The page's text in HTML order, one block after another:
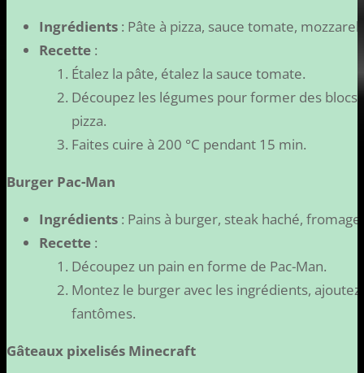
Ingrédients : Pâte à pizza, sauce tomate,
Recette :
Étalez la pâte, étalez la sauce tomate.
Découpez les légumes pour former des blocs
pizza.
Faites cuire à 200 °C pendant 15 min.
Burger Pac-Man
Ingrédients : Pains à burger, steak haché,
Recette :
Découpez un pain en forme de Pac-Man.
Montez le burger avec les ingrédients,
fantômes.
Gâteaux pixelisés Minecraft